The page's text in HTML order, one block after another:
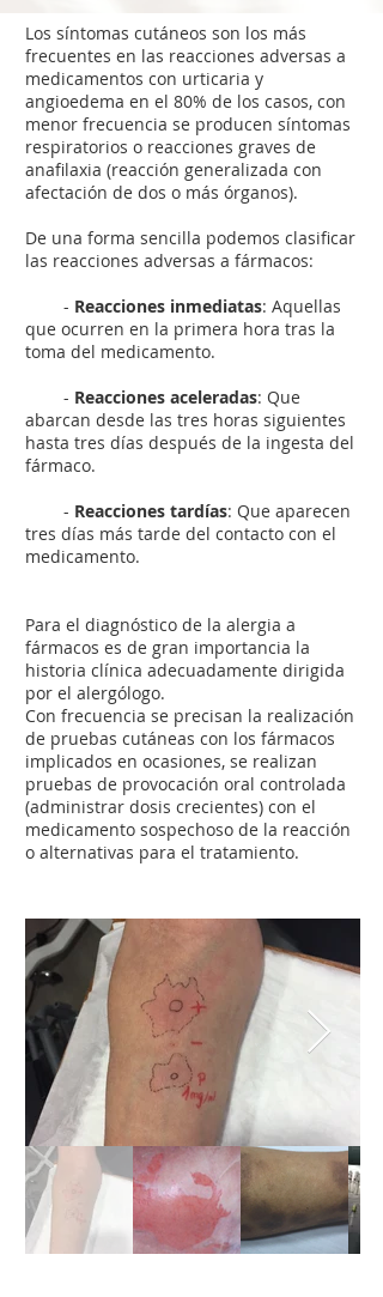
Los síntomas cutáneos son los más
frecuentes en las reacciones adversas a
medicamentos con urticaria y
angioedema en el 80% de los casos, con
menor frecuencia se producen síntomas
respiratorios o reacciones graves de
anafilaxia (reacción generalizada con
afectación de dos o más órganos).
De una forma sencilla podemos clasificar
las reacciones adversas a fármacos:
- Reacciones inmediatas: Aquellas
que ocurren en la primera hora tras la
toma del medicamento.
- Reacciones aceleradas: Que
abarcan desde las tres horas siguientes
hasta tres días después de la ingesta del
fármaco.
- Reacciones tardías: Que aparecen
tres días más tarde del contacto con el
medicamento.
Para el diagnóstico de la alergia a
fármacos es de gran importancia la
historia clínica adecuadamente dirigida
por el alergólogo.
Con frecuencia se precisan la realización
de pruebas cutáneas con los fármacos
implicados en ocasiones, se realizan
pruebas de provocación oral controlada
(administrar dosis crecientes) con el
medicamento sospechoso de la reacción
o alternativas para el tratamiento.